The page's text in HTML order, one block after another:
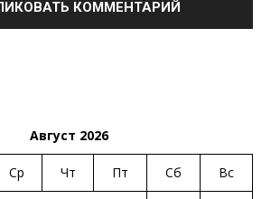
Август 2026
Ср Чт Пт Сб Вс